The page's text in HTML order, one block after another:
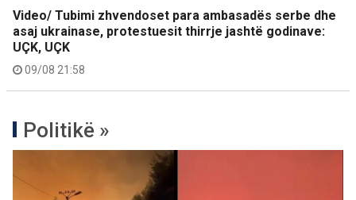
Video/ Tubimi zhvendoset para ambasadës serbe dhe
asaj ukrainase, protestuesit thirrje jashtë godinave:
UÇK, UÇK
09/08 21:58
Politikë »